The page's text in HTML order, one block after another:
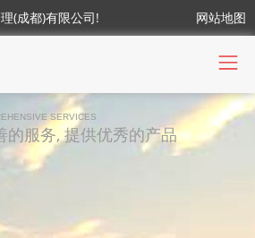
(成都)有限公司! 网站地图
SERVICES
的服务, 提供优秀的产品